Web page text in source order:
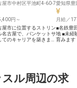
屋市中村区平池町4-60-7
円～
屋市に位置するストリン
名古屋で、バンケットサ
てのキャリアを築きませ
将来的には邸宅のサービ
して、婚礼キャプテン業
愛知県豊
月給／
■名鉄豊
地 ■未経
育みます
を彩るお
からディ
ル周辺の求